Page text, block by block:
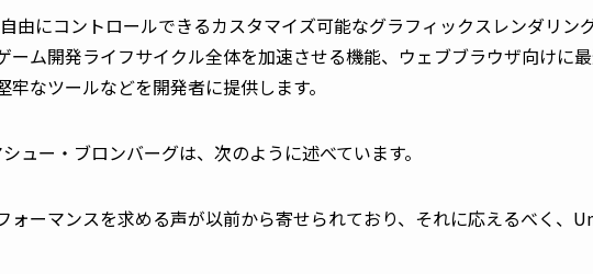
由にコントロールできるカスタマイズ可能なグラフィックスレンダリン
ーム開発ライフサイクル全体を加速させる機能、ウェブブラウザ向けに
なツールなどを開発者に提供します。
ュー・ブロンバーグは、次のように述べています。
ォーマンスを求める声が以前から寄せられており、それに応えるべく、